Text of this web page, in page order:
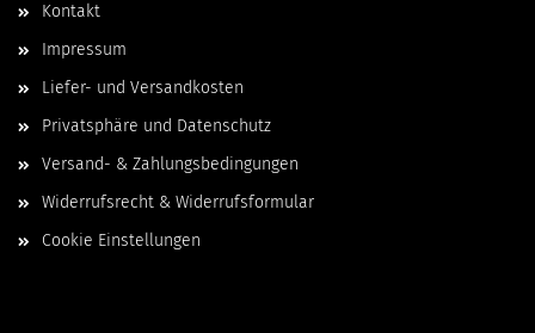
Kontakt
Impressum
Liefer- und Versandkosten
Privatsphäre und Datenschutz
Versand- & Zahlungsbedingungen
Widerrufsrecht & Widerrufsformular
Cookie Einstellungen